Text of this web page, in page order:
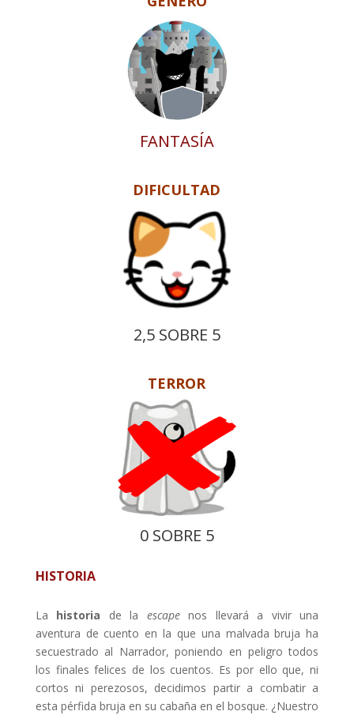
FANTASÍA
DIFICULTAD
2,5 SOBRE 5
TERROR
0 SOBRE 5
HISTORIA
La historia de la escapenos llevará a vivir una
aventura de cuento en la que una malvada bruja ha
secuestrado al Narrador, poniendo en peligro todos
los finales felices de los cuentos. Es por ello que, ni
cortos ni perezosos, decidimos partir a combatir a
esta pérfida bruja en su cabaña en el bosque. ¿Nuestro